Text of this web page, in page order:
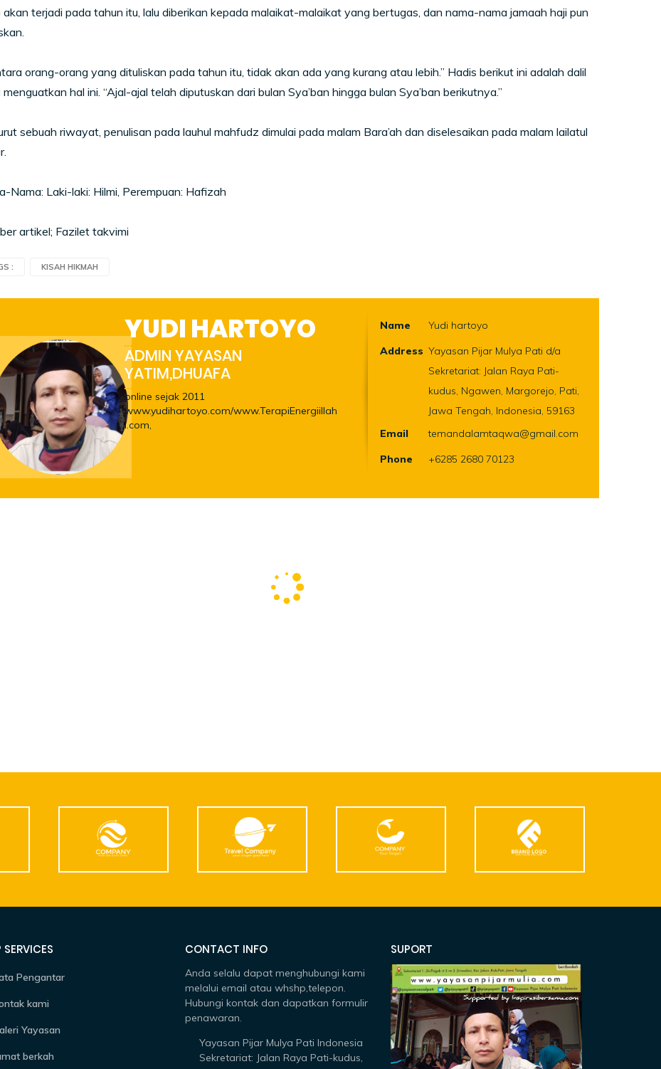
terjadi pada tahun itu, lalu diberikan kepada malaikat-malaikat yang bertugas, dan nama-nama jamaah haji pun
orang-orang yang dituliskan pada tahun itu, tidak akan ada yang kurang atau lebih.” Hadis berikut ini adalah dalil
hal ini. “Ajal-ajal telah diputuskan dari bulan Sya’ban hingga bulan Sya’ban berikutnya.”
sebuah riwayat, penulisan pada lauhul mahfudz dimulai pada malam Bara’ah dan diselesaikan pada malam lailatul
Nama: Laki-laki: Hilmi, Perempuan: Hafizah
artikel; Fazilet takvimi
: KISAH HIKMAH
YUDI HARTOYO
ADMIN YAYASAN
YATIM,DHUAFA
online sejak 2011
www.yudihartoyo.com/www.TerapiEnergiillah
i.com,
Name
Yudi hartoyo
Address Yayasan Pijar Mulya Pati d/a
Sekretariat: Jalan Raya Pati-
kudus, Ngawen, Margorejo, Pati,
Jawa Tengah, Indonesia, 59163
Email
temandalamtaqwa@gmail.com
Phone
+6285 2680 70123
SERVICES
Pengantar
kami
Yayasan
berkah
CONTACT INFO
Anda selalu dapat menghubungi kami
melalui email atau whshp,telepon.
Hubungi kontak dan dapatkan formulir
penawaran.
Yayasan Pijar Mulya Pati Indonesia
Sekretariat: Jalan Raya Pati-kudus,
SUPORT